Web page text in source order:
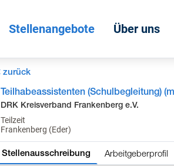
Stellenangebote Über uns
zurück
Teilhabeassistenten (Schulbegleitung)
DRK Kreisverband Frankenberg e.V.
Teilzeit
Frankenberg (Eder)
Stellenausschreibung Arbeitgeberprofil